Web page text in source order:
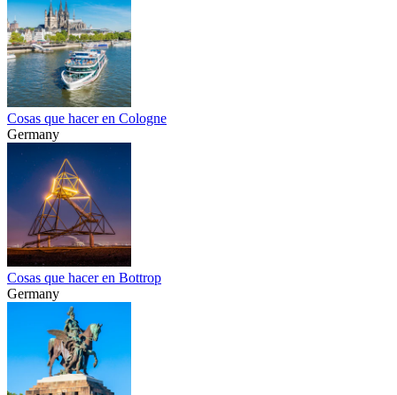
Cosas que hacer en Cologne
Germany
Cosas que hacer en Bottrop
Germany